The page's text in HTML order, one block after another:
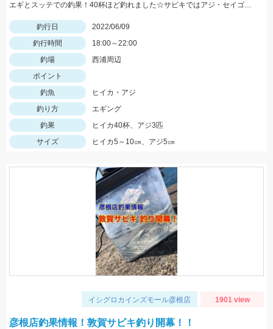
エギとスッテでの釣果！40杯ほど釣れました☆サビキではアジ・セイゴ・メバルがHIT！！
釣行日
2022/06/09
釣行時間
18:00～22:00
釣場
西浦周辺
ポイント
釣魚
ヒイカ・アジ
釣り方
エギング
釣果
ヒイカ40杯、アジ3匹
サイズ
ヒイカ5～10㎝、アジ5㎝
イシグロカインズモール彦根店 1901 view
彦根店釣果情報！敦賀サビキ釣り開幕！！